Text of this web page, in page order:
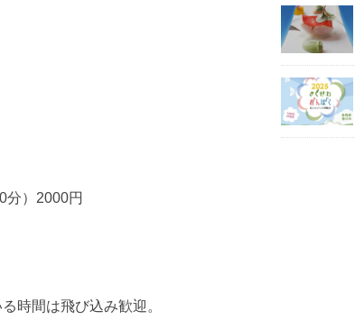
）2000円
時間は飛び込み歓迎。